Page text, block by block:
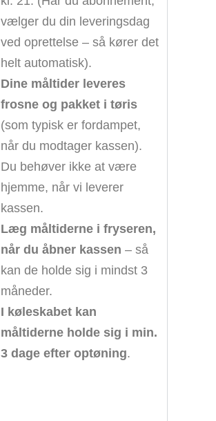
vælger du din leveringsdag
ved oprettelse – så kører det
helt automatisk).
Dine måltider leveres
frosne og pakket i tøris
(som typisk er fordampet,
når du modtager kassen).
Du behøver ikke at være
hjemme, når vi leverer
kassen.
Læg måltiderne i fryseren,
når du åbner kassen – så
kan de holde sig i mindst 3
måneder.
I køleskabet kan
måltiderne holde sig i min.
3 dage efter optøning.